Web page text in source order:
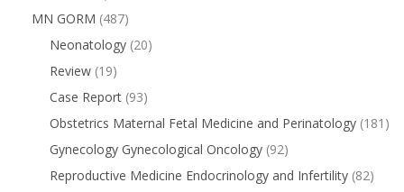
MN GORM (487)
Neonatology (20)
Review (19)
Case Report (93)
Obstetrics Maternal Fetal Medicine and Perinatology (181)
Gynecology Gynecological Oncology (92)
Reproductive Medicine Endocrinology and Infertility (82)